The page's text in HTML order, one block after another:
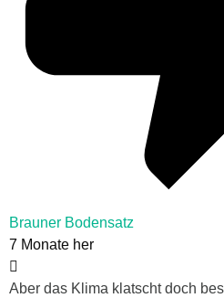
Brauner Bodensatz
7 Monate her
Aber das Klima klatscht doch